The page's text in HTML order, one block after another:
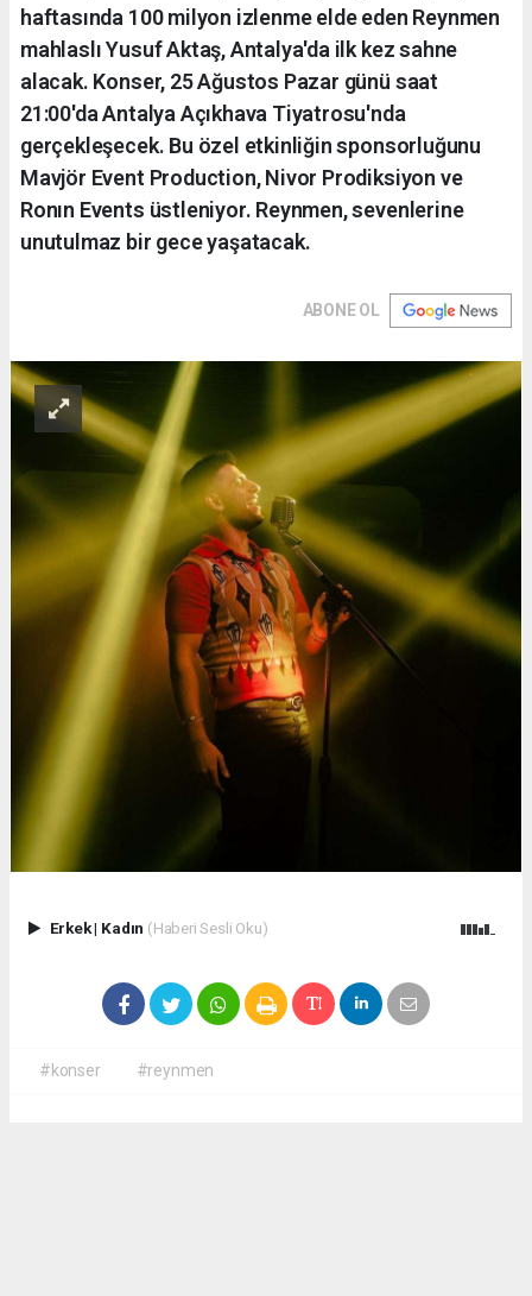
haftasında 100 milyon izlenme elde eden Reynmen
mahlaslı Yusuf Aktaş, Antalya'da ilk kez sahne
alacak. Konser, 25 Ağustos Pazar günü saat
21:00'da Antalya Açıkhava Tiyatrosu'nda
gerçekleşecek. Bu özel etkinliğin sponsorluğunu
Mavjör Event Production, Nivor Prodiksiyon ve
Ronın Events üstleniyor. Reynmen, sevenlerine
unutulmaz bir gece yaşatacak.
ABONE OL
Erkek| Kadın (Haberi Sesli Oku)
#konser #reynmen